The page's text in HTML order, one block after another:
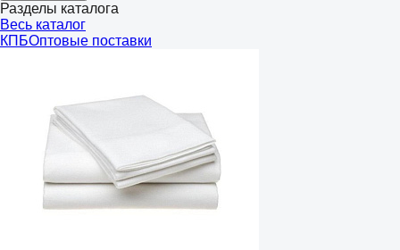
Разделы каталога
Весь каталог
КПБОптовые поставки